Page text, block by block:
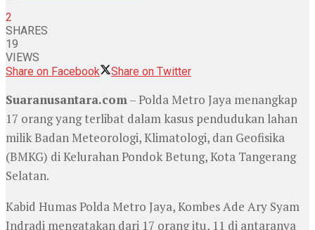
2
SHARES
19
VIEWS
Share on Facebook
Share on Twitter
Suaranusantara.com– Polda Metro Jaya menangkap
17 orang yang terlibat dalam kasus pendudukan lahan
milik Badan Meteorologi, Klimatologi, dan Geofisika
(BMKG) di Kelurahan Pondok Betung, Kota Tangerang
Selatan.
Kabid Humas Polda Metro Jaya, Kombes Ade Ary Syam
Indradi mengatakan dari 17 orang itu, 11 di antaranya